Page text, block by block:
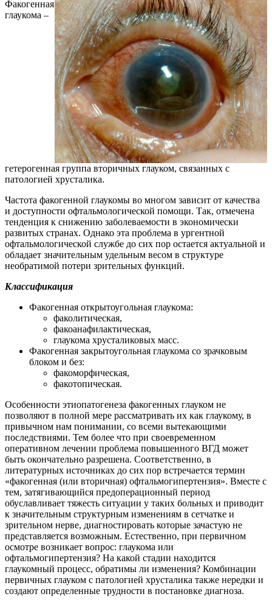
Факогенная
глаукома –
гетерогенная группа вторичных глауком, связанных с
патологией хрусталика.
Частота факогенной глаукомы во многом зависит от качества
и доступности офтальмологической помощи. Так, отмечена
тенденция к снижению заболеваемости в экономически
развитых странах. Однако эта проблема в ургентной
офтальмологической службе до сих пор остается актуальной и
обладает значительным удельным весом в структуре
необратимой потери зрительных функций.
Классификация
Факогенная открытоугольная глаукома:
факолитическая,
факоанафилактическая,
глаукома хрусталиковых масс.
Факогенная закрытоугольная глаукома со зрачковым
блоком и без:
факоморфическая,
факотопическая.
Особенности этиопатогенеза факогенных глауком не
позволяют в полной мере рассматривать их как глаукому, в
привычном нам понимании, со всеми вытекающими
последствиями. Тем более что при своевременном
оперативном лечении проблема повышенного ВГД может
быть окончательно разрешена. Соответственно, в
литературных источниках до сих пор встречается термин
«факогенная (или вторичная) офтальмогипертензия». Вместе с
тем, затягивающийся предоперационный период
обуславливает тяжесть ситуации у таких больных и приводит
к значительным структурным изменениям в сетчатке и
зрительном нерве, диагностировать которые зачастую не
представляется возможным. Естественно, при первичном
осмотре возникает вопрос: глаукома или
офтальмогипертензия? На какой стадии находится
глаукомный процесс, обратимы ли изменения? Комбинации
первичных глауком с патологией хрусталика также нередки и
создают определенные трудности в постановке диагноза.